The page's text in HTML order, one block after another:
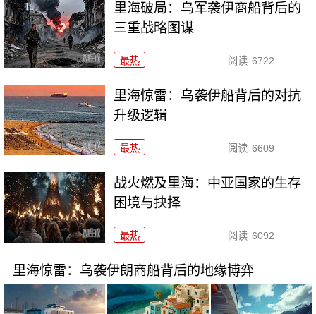
里海破局：乌军袭伊商船背后的
三重战略图谋
最热 阅读 6722
里海惊雷：乌袭伊船背后的对抗
升级逻辑
最热 阅读 6609
战火燃及里海：中亚国家的生存
困境与抉择
最热 阅读 6092
里海惊雷：乌袭伊朗商船背后的地缘博弈